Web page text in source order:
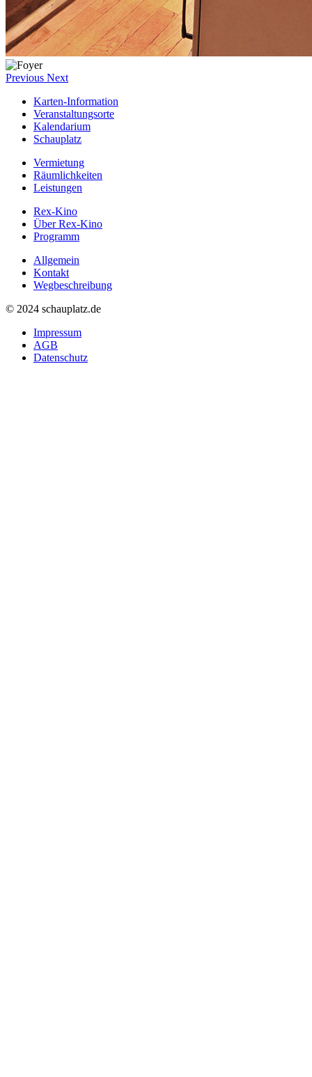
Previous Next
Karten-Information
Veranstaltungsorte
Kalendarium
Schauplatz
Vermietung
Räumlichkeiten
Leistungen
Rex-Kino
Über Rex-Kino
Programm
Allgemein
Kontakt
Wegbeschreibung
© 2024 schauplatz.de
Impressum
AGB
Datenschutz